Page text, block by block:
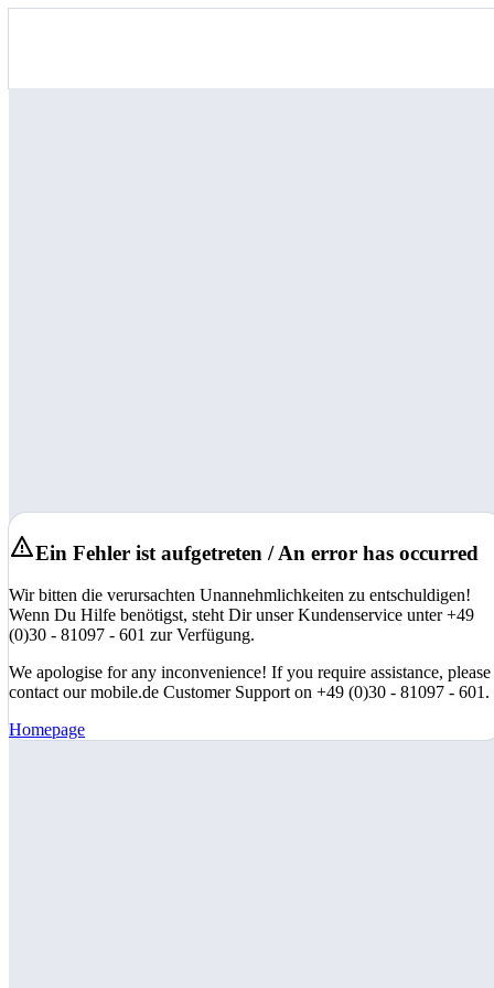
Ein Fehler ist aufgetreten / An error has occurred
Wir bitten die verursachten Unannehmlichkeiten zu entschuldigen!
Wenn Du Hilfe benötigst, steht Dir unser Kundenservice unter +49
(0)30 - 81097 - 601 zur Verfügung.
We apologise for any inconvenience! If you require assistance, please
contact our mobile.de Customer Support on +49 (0)30 - 81097 - 601.
Homepage